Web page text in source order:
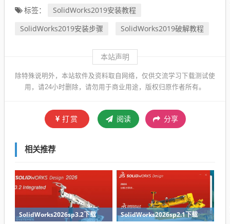
标签：
SolidWorks2019安装教程
SolidWorks2019安装步骤
SolidWorks2019破解教程
本站声明
除特殊说明外，本站软件及资料取自网络，仅供交流学习下载测试使
用，请24小时删除，请勿用于商业用途，版权归原作者所有。
打赏 阅读 分享
相关推荐
SolidWorks2026sp3.2下载 SolidWorks2026sp2.1下载